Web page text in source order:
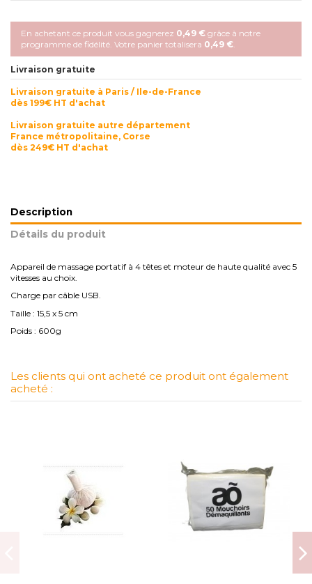
En achetant ce produit vous gagnerez 0,49 € grâce à notre
programme de fidélité. Votre panier totalisera 0,49 €.
Livraison gratuite
Livraison gratuite à Paris / Ile-de-France
dès 199€ HT d'achat
Livraison gratuite autre département
France métropolitaine, Corse
dès 249€ HT d'achat
Description
Détails du produit
Appareil de massage portatif à 4 têtes et moteur de haute qualité avec 5
vitesses au choix.
Charge par câble USB.
Taille : 15,5 x 5 cm
Poids : 600g
Les clients qui ont acheté ce produit ont également
acheté :